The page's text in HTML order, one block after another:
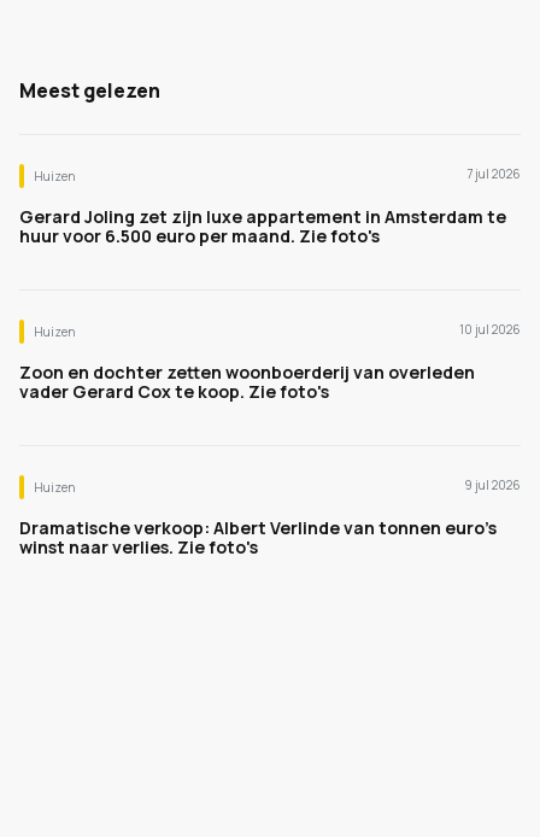
Meest gelezen
Huizen 7 jul 2026
Gerard Joling zet zijn luxe appartement in Amsterdam te
huur voor 6.500 euro per maand. Zie foto's
Huizen 10 jul 2026
Zoon en dochter zetten woonboerderij van overleden
vader Gerard Cox te koop. Zie foto's
Huizen 9 jul 2026
Dramatische verkoop: Albert Verlinde van tonnen euro's
winst naar verlies. Zie foto's